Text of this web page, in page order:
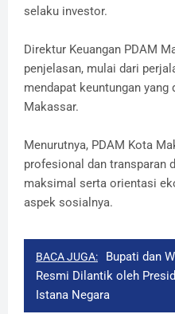
selaku investor.
Direktur Keuangan PDAM
penjelasan, mulai dari
mendapat keuntungan yang
Makassar.
Menurutnya, PDAM Kota
profesional dan transparan
maksimal serta orientasi
aspek sosialnya.
BACA JUGA:
Bupati dan
Resmi Dilantik oleh
Istana Negara